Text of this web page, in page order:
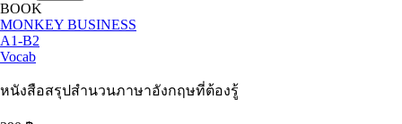
BOOK
MONKEY BUSINESS
A1-B2
Vocab
หนังสือสรุปสำนวนภาษาอังกฤษที่ต้องรู้